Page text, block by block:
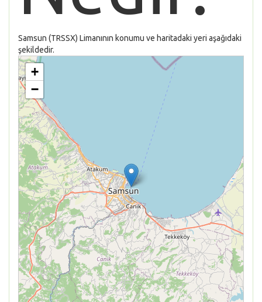
Samsun (TRSSX) Limanının konumu ve haritadaki yeri aşağıdaki
şekildedir.
+
−